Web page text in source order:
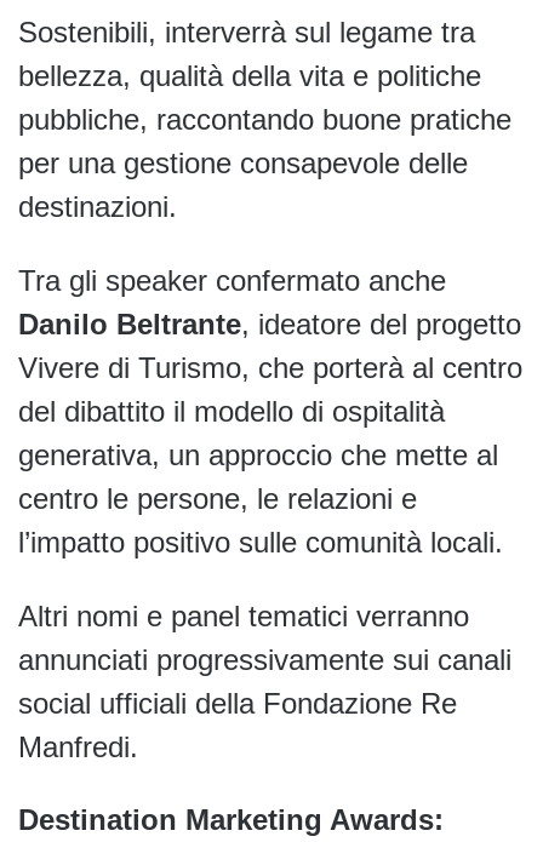
Sostenibili, interverrà sul legame tra
bellezza, qualità della vita e politiche
pubbliche, raccontando buone pratiche
per una gestione consapevole delle
destinazioni.
Tra gli speaker confermato anche
Danilo Beltrante, ideatore del progetto
Vivere di Turismo, che porterà al centro
del dibattito il modello di ospitalità
generativa, un approccio che mette al
centro le persone, le relazioni e
l’impatto positivo sulle comunità locali.
Altri nomi e panel tematici verranno
annunciati progressivamente sui canali
social ufficiali della Fondazione Re
Manfredi.
Destination Marketing Awards: